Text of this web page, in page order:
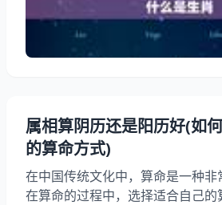
寅、卯、辰、巳、午、未、申、
的，每个地支对应一个生肖，分别
龙、蛇、马、羊、猴
属相算阴历还是阳历好(如
的算命方式)
在中国传统文化中，算命是一种
在算命的过程中，选择适合自己的